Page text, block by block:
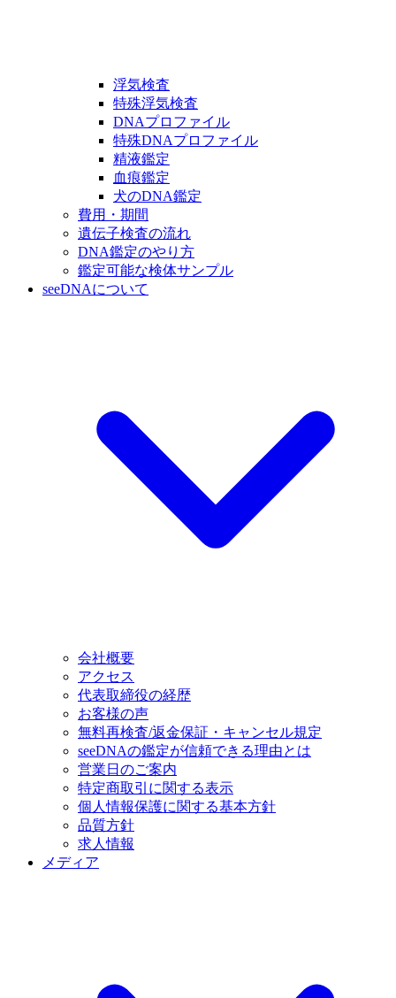
浮気検査
特殊浮気検査
DNAプロファイル
特殊DNAプロファイル
精液鑑定
血痕鑑定
犬のDNA鑑定
費用・期間
遺伝子検査の流れ
DNA鑑定のやり方
鑑定可能な検体サンプル
seeDNAについて
会社概要
アクセス
代表取締役の経歴
お客様の声
無料再検査/返金保証・キャンセル規定
seeDNAの鑑定が信頼できる理由とは
営業日のご案内
特定商取引に関する表示
個人情報保護に関する基本方針
品質方針
求人情報
メディア